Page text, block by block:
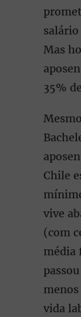
Mas
35%
Chile
vive
(com
média
vida